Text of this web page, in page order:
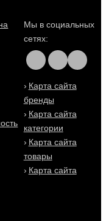
Мы в социальных
сетях:
Карта сайта
бренды
Карта сайта
категории
Карта сайта
товары
Карта сайта